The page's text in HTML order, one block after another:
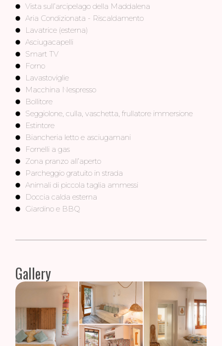
Vista sull’arcipelago della Maddalena
Aria Condizionata - Riscaldamento
Lavatrice (esterna)
Asciugacapelli
Smart TV
Forno
Lavastoviglie
Macchina Nespresso
Bollitore
Seggiolone, culla, vaschetta, frullatore immersione
Estintore
Biancheria letto e asciugamani
Fornelli a gas
Zona pranzo all’aperto
Parcheggio gratuito in strada
Animali di piccola taglia ammessi
Doccia calda esterna
Giardino e BBQ
Gallery